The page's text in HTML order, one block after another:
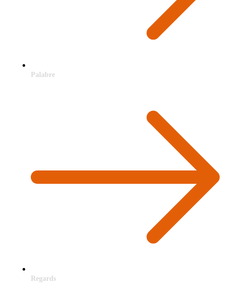
Palabre
Regards